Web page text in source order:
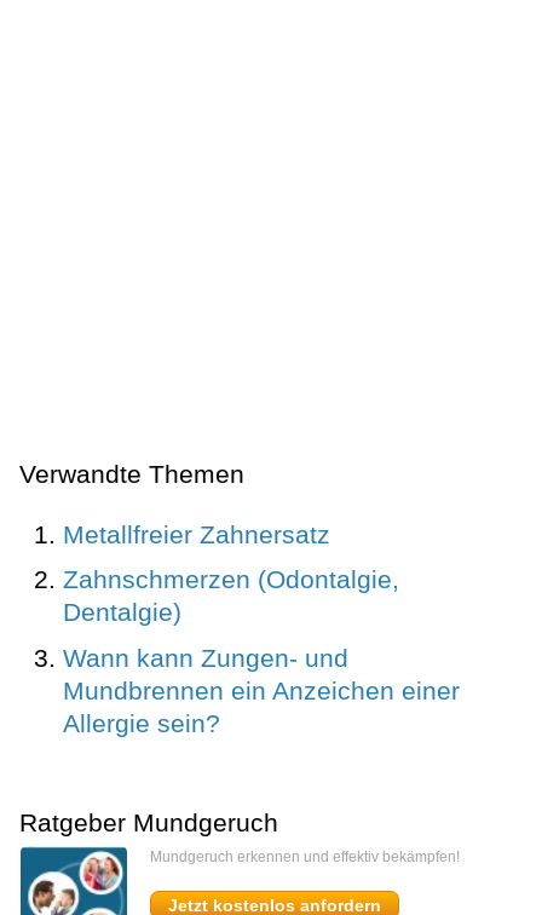
Verwandte Themen
Metallfreier Zahnersatz
Zahnschmerzen (Odontalgie,
Dentalgie)
Wann kann Zungen- und
Mundbrennen ein Anzeichen einer
Allergie sein?
Ratgeber Mundgeruch
Mundgeruch erkennen und effektiv bekämpfen!
Jetzt kostenlos anfordern